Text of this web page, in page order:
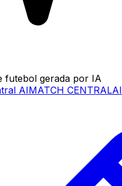
futebol gerada por IA
MATCH CENTRALAI